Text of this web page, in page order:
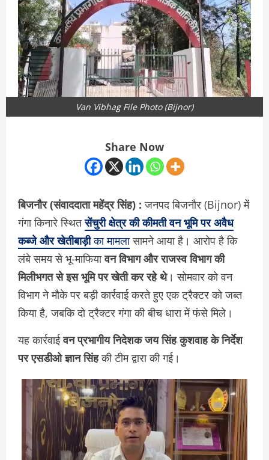
Van Vibhag File Photo (Bijnor)
Share Now
बिजनौर (संवाददातामहेंद्र सिंह) :जनपद बिजनौर (Bijnor) में
गंगा किनारे स्थितसेंचुरी क्षेत्र की कीमती वन भूमि पर अवैध
कब्जे और खेतीबाड़ीका मामलासामने आया है। आरोप है कि
लंबे समय से भू-माफियावन विभाग और राजस्व विभाग की
मिलीभगत से इस भूमि पर खेती कर रहे थे। सोमवार को वन
विभाग ने मौके पर बड़ी कार्रवाई करते हुए एक ट्रैक्टर को जब्त
किया है, जबकि दो ट्रैक्टर गंगा की बीच धारा में फंसे मिले।
यह कार्रवाईवन प्रभागीय निदेशक जय सिंह कुशवाह के निर्देश
पर एसडीओ ज्ञान सिंहकी टीम द्वारा की गई।